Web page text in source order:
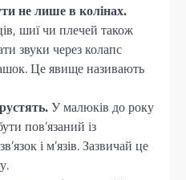
не лише в колінах.
шиї чи плечей також
звуки через колапс
Це явище називають
У малюків до року
пов’язаний із
і м’язів. Зазвичай це